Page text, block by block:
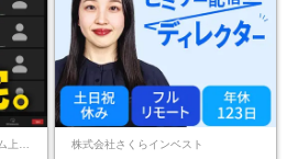
ミイダス株式会社【東証プライム上場パーソルグループ】 株式会社さくらインベスト